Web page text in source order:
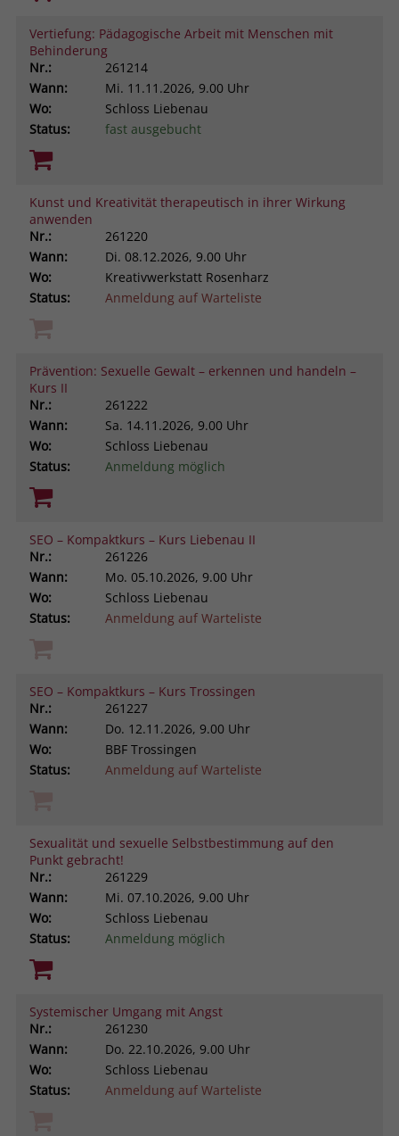
Vertiefung: Pädagogische Arbeit mit Menschen mit
Behinderung
Nr.:
261214
Wann:
Mi. 11.11.2026, 9.00 Uhr
Wo:
Schloss Liebenau
Status:
fast ausgebucht
Kunst und Kreativität therapeutisch in ihrer Wirkung
anwenden
Nr.:
261220
Wann:
Di. 08.12.2026, 9.00 Uhr
Wo:
Kreativwerkstatt Rosenharz
Status:
Anmeldung auf Warteliste
Prävention: Sexuelle Gewalt – erkennen und handeln –
Kurs II
Nr.:
261222
Wann:
Sa. 14.11.2026, 9.00 Uhr
Wo:
Schloss Liebenau
Status:
Anmeldung möglich
SEO – Kompaktkurs – Kurs Liebenau II
Nr.:
261226
Wann:
Mo. 05.10.2026, 9.00 Uhr
Wo:
Schloss Liebenau
Status:
Anmeldung auf Warteliste
SEO – Kompaktkurs – Kurs Trossingen
Nr.:
261227
Wann:
Do. 12.11.2026, 9.00 Uhr
Wo:
BBF Trossingen
Status:
Anmeldung auf Warteliste
Sexualität und sexuelle Selbstbestimmung auf den
Punkt gebracht!
Nr.:
261229
Wann:
Mi. 07.10.2026, 9.00 Uhr
Wo:
Schloss Liebenau
Status:
Anmeldung möglich
Systemischer Umgang mit Angst
Nr.:
261230
Wann:
Do. 22.10.2026, 9.00 Uhr
Wo:
Schloss Liebenau
Status:
Anmeldung auf Warteliste